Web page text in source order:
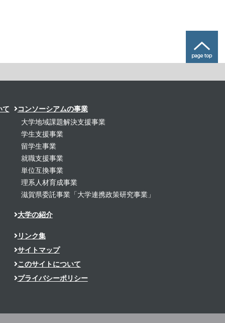
て
コンソーシアムの事業
大学地域課題解決支援事業
学生支援事業
留学生事業
就職支援事業
単位互換事業
理系人材育成事業
滋賀県委託事業「大学連携政策研究事業」
大学の紹介
リンク集
サイトマップ
このサイトについて
プライバシーポリシー